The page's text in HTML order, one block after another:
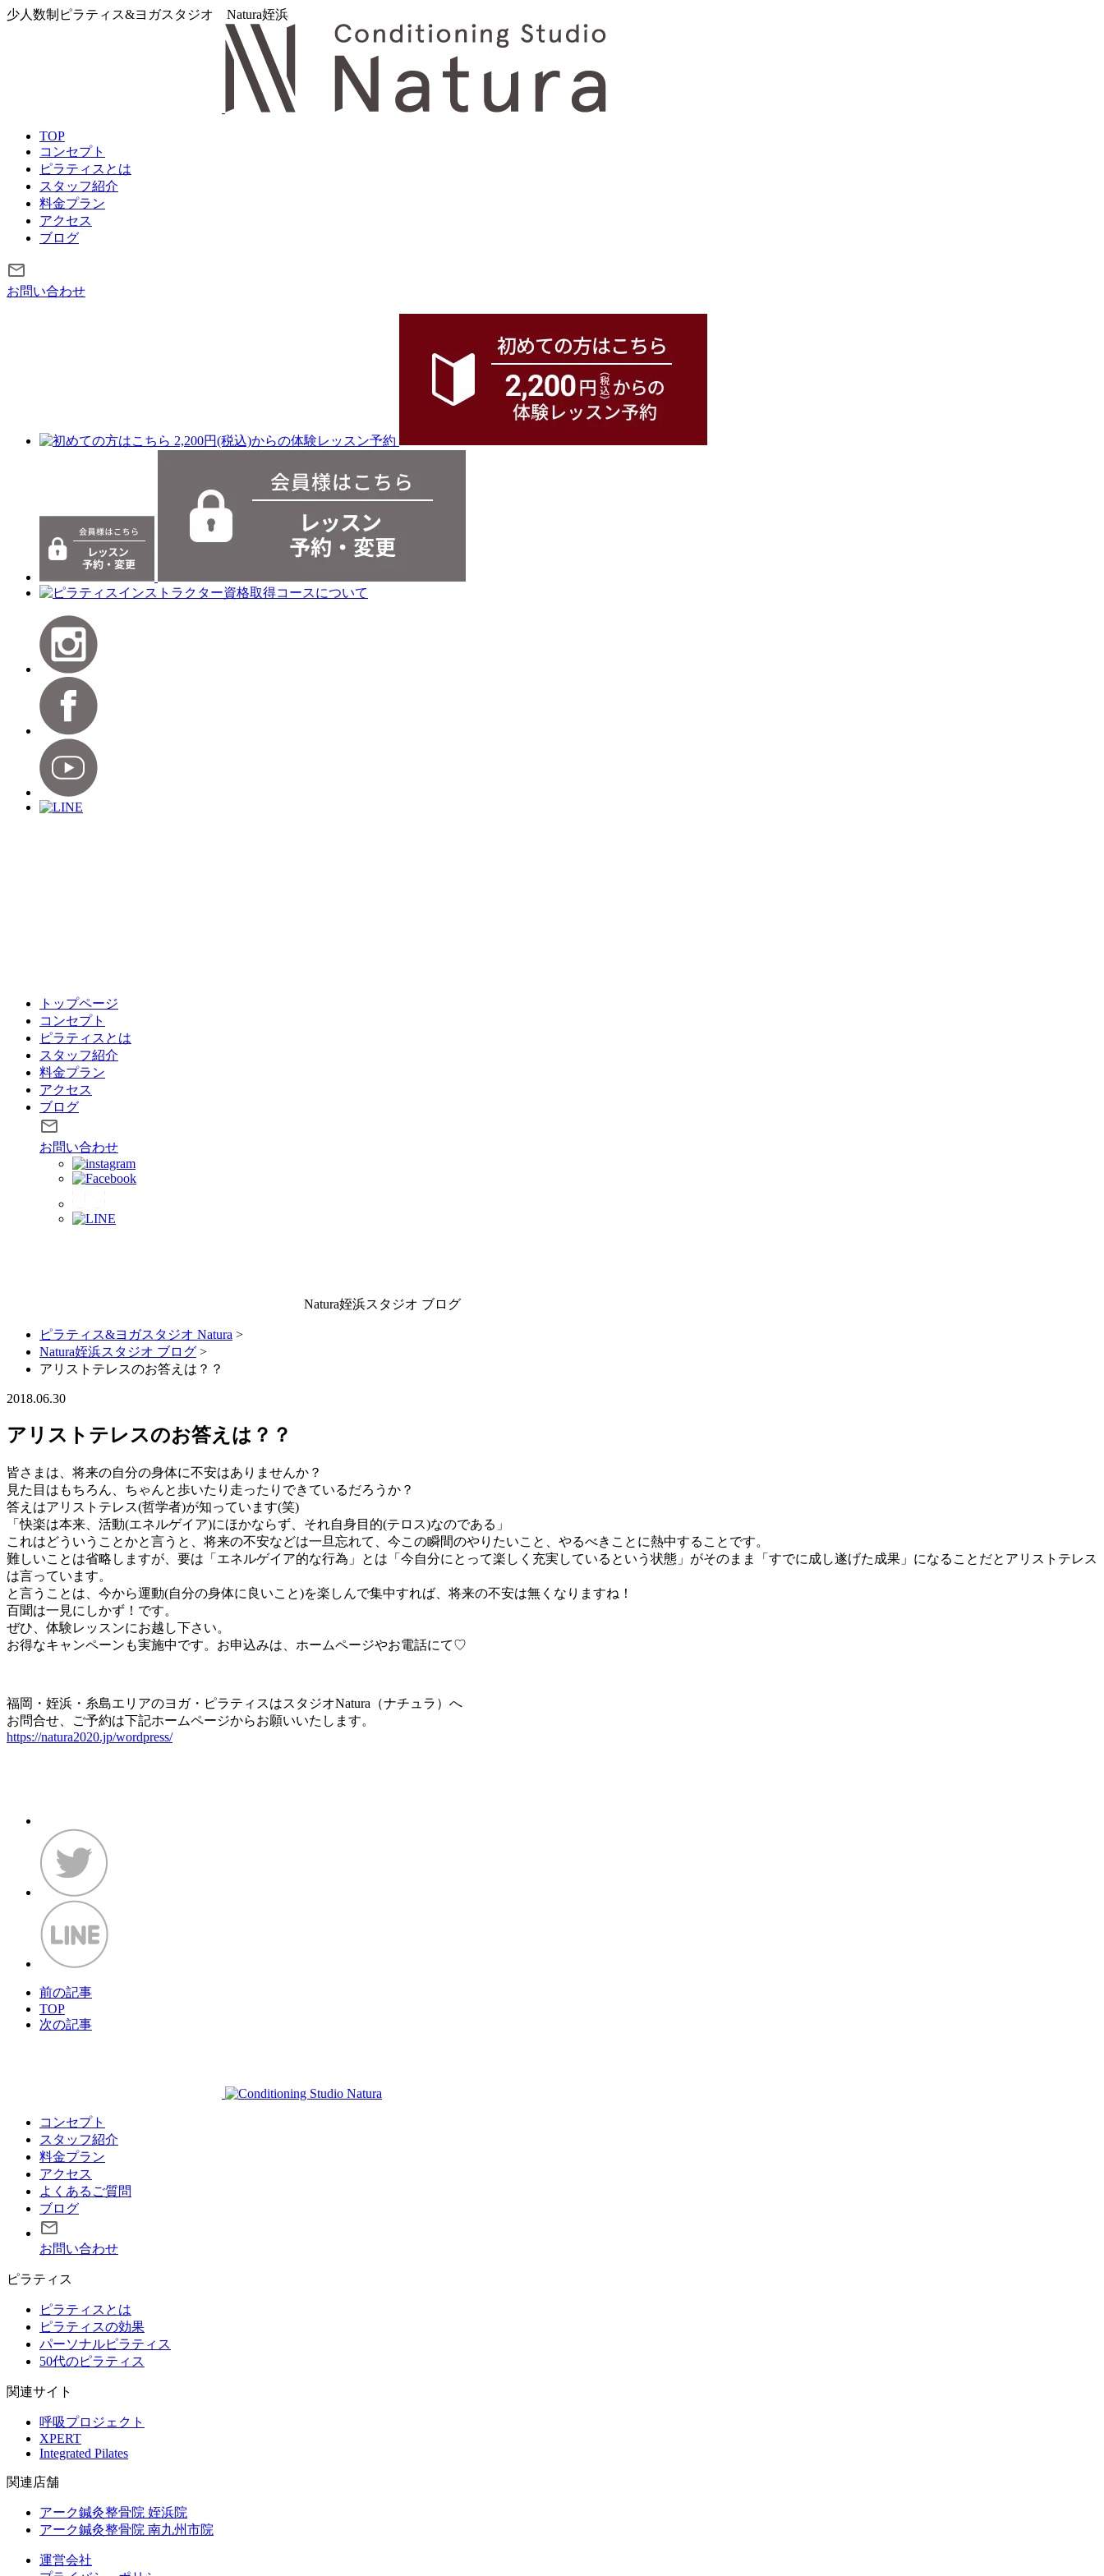
少人数制ピラティス&ヨガスタジオ Natura姪浜
TOP
コンセプト
ピラティスとは
スタッフ紹介
料金プラン
アクセス
ブログ
お問い合わせ
トップページ
コンセプト
ピラティスとは
スタッフ紹介
料金プラン
アクセス
ブログ
お問い合わせ
Natura姪浜スタジオ ブログ
ピラティス&ヨガスタジオ Natura >
Natura姪浜スタジオ ブログ >
アリストテレスのお答えは？？
2018.06.30
アリストテレスのお答えは？？
皆さまは、将来の自分の身体に不安はありませんか？
見た目はもちろん、ちゃんと歩いたり走ったりできているだろうか？
答えはアリストテレス(哲学者)が知っています(笑)
「快楽は本来、活動(エネルゲイア)にほかならず、それ自身目的(テロス)なのである」
これはどういうことかと言うと、将来の不安などは一旦忘れて、今この瞬間のやりたいこと、やるべきことに熱中することです。
難しいことは省略しますが、要は「エネルゲイア的な行為」とは「今自分にとって楽しく充実しているという状態」がそのまま「すでに成し遂げた成果」になることだとアリストテレス
は言っています。
と言うことは、今から運動(自分の身体に良いこと)を楽しんで集中すれば、将来の不安は無くなりますね！
百聞は一見にしかず！です。
ぜひ、体験レッスンにお越し下さい。
お得なキャンペーンも実施中です。お申込みは、ホームページやお電話にて♡
福岡・姪浜・糸島エリアのヨガ・ピラティスはスタジオNatura（ナチュラ）へ
お問合せ、ご予約は下記ホームページからお願いいたします。
https://natura2020.jp/wordpress/
前の記事
TOP
次の記事
コンセプト
スタッフ紹介
料金プラン
アクセス
よくあるご質問
ブログ
お問い合わせ
ピラティス
ピラティスとは
ピラティスの効果
パーソナルピラティス
50代のピラティス
関連サイト
呼吸プロジェクト
XPERT
Integrated Pilates
関連店舗
アーク鍼灸整骨院 姪浜院
アーク鍼灸整骨院 南九州市院
運営会社